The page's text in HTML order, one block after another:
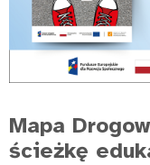
Mapa
ścieżkę